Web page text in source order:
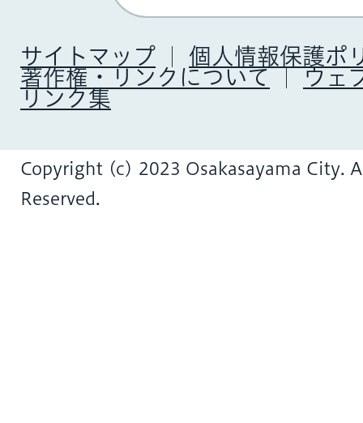
サイトマップ
個人情報保護ポ
著作権・リンクについて
ウェ
リンク集
Copyright (c) 2023 Osakasayama City.
Reserved.